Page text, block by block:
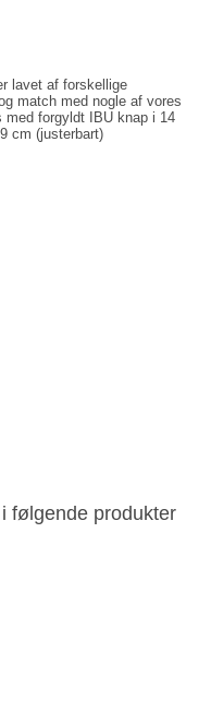
lavet af forskellige
match med nogle af vores
forgyldt IBU knap i 14
cm (justerbart)
følgende produkter